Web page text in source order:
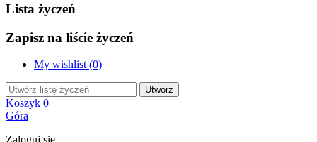
Lista życzeń
Zapisz na liście życzeń
My wishlist (0)
Utwórz
Koszyk 0
Góra